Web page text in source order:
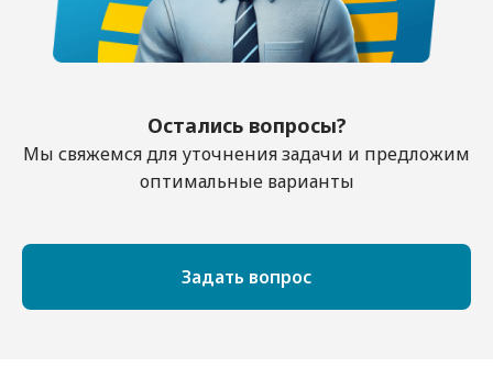
Остались вопросы?
Мы свяжемся для уточнения задачи и предложим
оптимальные варианты
Задать вопрос